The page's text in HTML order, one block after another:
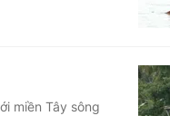
miền Tây sông